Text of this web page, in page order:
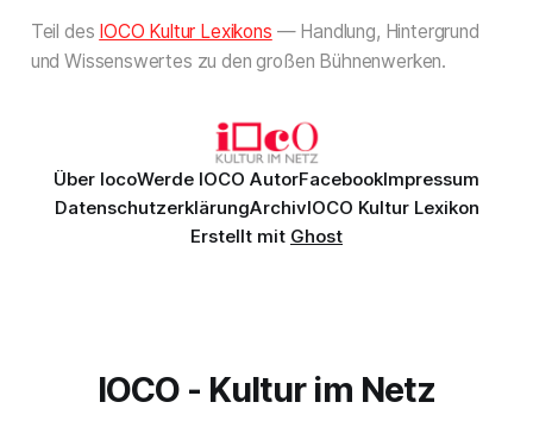
Teil des IOCO Kultur Lexikons — Handlung, Hintergrund
und Wissenswertes zu den großen Bühnenwerken.
Über IocoWerde IOCO AutorFacebookImpressum
DatenschutzerklärungArchivIOCO Kultur Lexikon
Erstellt mit Ghost
IOCO - Kultur im Netz